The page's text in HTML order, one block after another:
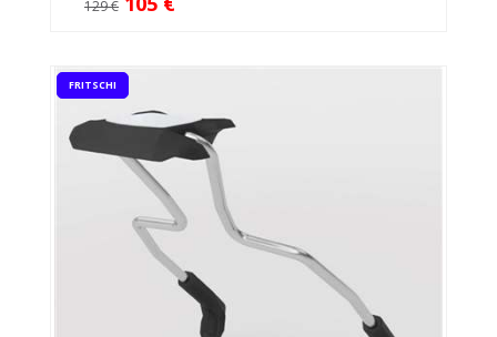
129 €
FRITSCHI